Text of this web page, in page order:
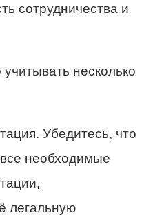
сотрудничества и
несколько
Убедитесь, что
необходимые
легальную